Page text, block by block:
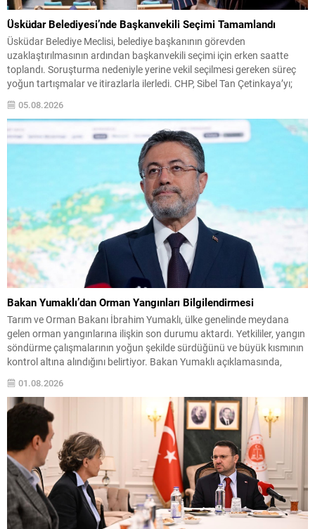
Üsküdar Belediyesi’nde Başkanvekili Seçimi Tamamlandı
Üsküdar Belediye Meclisi, belediye başkanının görevden
uzaklaştırılmasının ardından başkanvekili seçimi için erken saatte
toplandı. Soruşturma nedeniyle yerine vekil seçilmesi gereken süreç
yoğun tartışmalar ve itirazlarla ilerledi. CHP, Sibel Tan Çetinkaya’yı;
turunda sonuçlar değişmeyince üçüncü tura ve ardından salt
çoğunluk...
05.08.2026
Bakan Yumaklı’dan Orman Yangınları Bilgilendirmesi
Tarım ve Orman Bakanı İbrahim Yumaklı, ülke genelinde meydana
gelen orman yangınlarına ilişkin son durumu aktardı. Yetkililer, yangın
söndürme çalışmalarının yoğun şekilde sürdüğünü ve büyük kısmının
kontrol altına alındığını belirtiyor. Bakan Yumaklı açıklamasında,
alındığını açıkladı. Halen iki yangının devam ettiği ve şu...
01.08.2026